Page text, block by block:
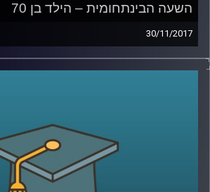
השעה הבינתחומית – הילד בן 70
30/11/2017
בין המהפכות שמטלטלות את
המהפכה הדמוגרפית. ד"ר הדס
את האתגרים האדירים שמציבה
המסחררת בתוחלת החיים,
שחותך סלט יכול להביע